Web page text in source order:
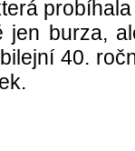
jen burza,
40.